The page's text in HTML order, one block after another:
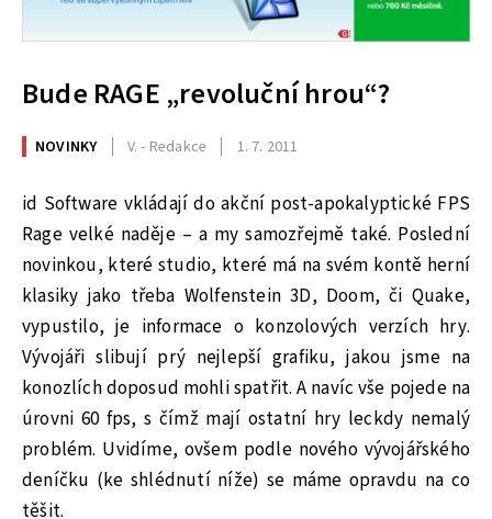
Bude RAGE „revoluční hrou“?
NOVINKY V. - Redakce 1. 7. 2011
id Software vkládají do akční post-apokalyptické FPS
Rage velké naděje – a my samozřejmě také. Poslední
novinkou, které studio, které má na svém kontě herní
klasiky jako třeba Wolfenstein 3D, Doom, či Quake,
vypustilo, je informace o konzolových verzích hry.
Vývojáři slibují prý nejlepší grafiku, jakou jsme na
konozlích doposud mohli spatřit. A navíc vše pojede na
úrovni 60 fps, s čímž mají ostatní hry leckdy nemalý
problém. Uvidíme, ovšem podle nového vývojářského
deníčku (ke shlédnutí níže) se máme opravdu na co
těšit.